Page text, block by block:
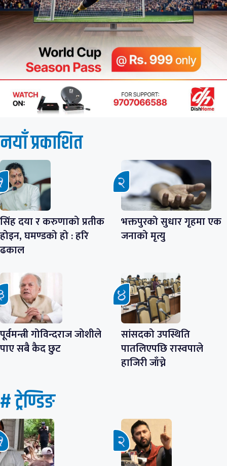
नयाँ प्रकाशित
सिंह दया र करुणाको प्रतीक
होइन, घमण्डको हो : हरि
ढकाल
भक्तपुरको सुधार गृहमा एक
जनाको मृत्यु
पूर्वमन्त्री गोविन्दराज जोशीले
पाए सबै कैद छुट
सांसदको उपस्थिति
पातलिएपछि रास्वपाले
हाजिरी जाँच्ने
# ट्रेण्डिङ